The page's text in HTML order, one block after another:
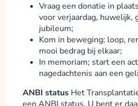
Vraag een donatie in
voor verjaardag, huwelijk,
jubileum;
Kom in beweging; loop,
mooi bedrag bij elkaar;
In memoriam; start een
nagedachtenis aan een
ANBI status Het